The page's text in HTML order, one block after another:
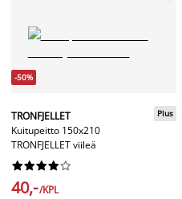
-50%
TRONFJELLET
Kuitupeitto 150x210
TRONFJELLET viileä
Plus






40,-/KPL